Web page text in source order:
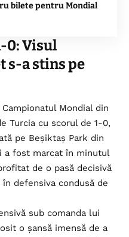
bilete pentru Mondial
0: Visul
s-a stins pe
Mondial din
Turcia cu scorul de 1-0,
pe Beșiktaș Park din
a fost marcat în minutul
de o pasă decisivă
defensiva condusă de
sub comanda lui
o șansă imensă de a